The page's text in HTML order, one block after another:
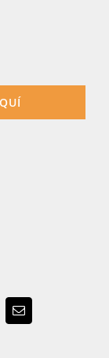
1
Email